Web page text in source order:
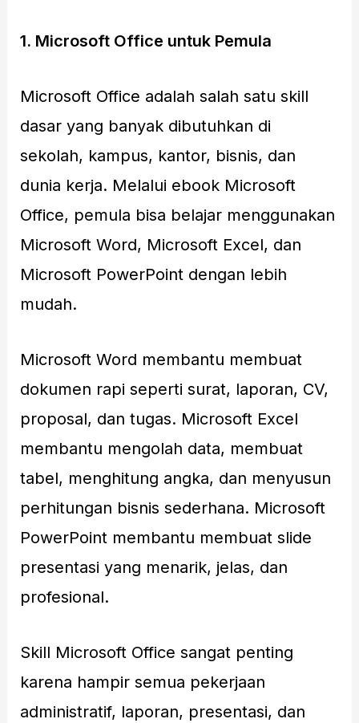
1. Microsoft Office untuk Pemula
Microsoft Office adalah salah satu skill
dasar yang banyak dibutuhkan di
sekolah, kampus, kantor, bisnis, dan
dunia kerja. Melalui ebook Microsoft
Office, pemula bisa belajar menggunakan
Microsoft Word, Microsoft Excel, dan
Microsoft PowerPoint dengan lebih
mudah.
Microsoft Word membantu membuat
dokumen rapi seperti surat, laporan, CV,
proposal, dan tugas. Microsoft Excel
membantu mengolah data, membuat
tabel, menghitung angka, dan menyusun
perhitungan bisnis sederhana. Microsoft
PowerPoint membantu membuat slide
presentasi yang menarik, jelas, dan
profesional.
Skill Microsoft Office sangat penting
karena hampir semua pekerjaan
administratif, laporan, presentasi, dan